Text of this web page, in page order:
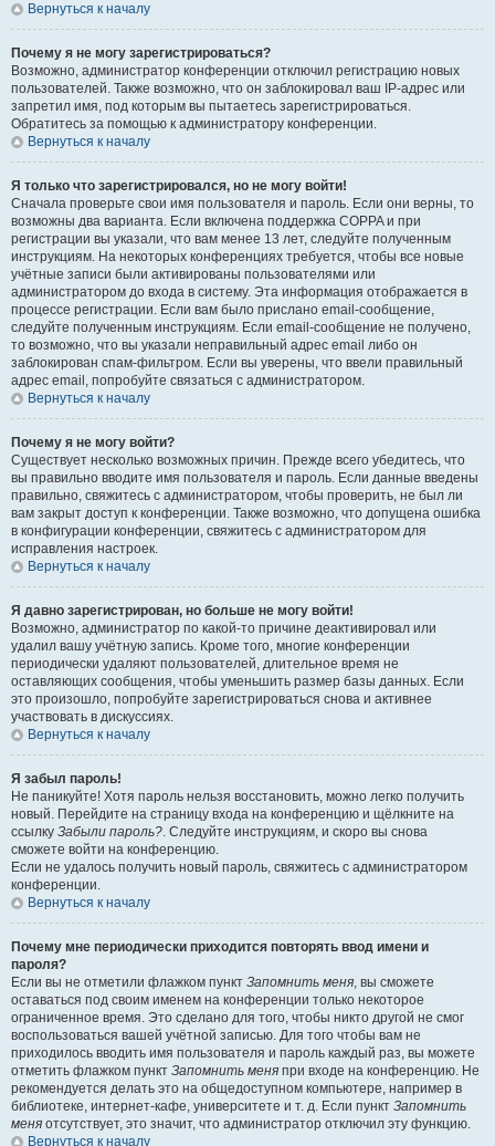
Вернуться к началу
Почему я не могу зарегистрироваться?
Возможно, администратор конференции отключил регистрацию новых
пользователей. Также возможно, что он заблокировал ваш IP-адрес или
запретил имя, под которым вы пытаетесь зарегистрироваться.
Обратитесь за помощью к администратору конференции.
Вернуться к началу
Я только что зарегистрировался, но не могу войти!
Сначала проверьте свои имя пользователя и пароль. Если они верны, то
возможны два варианта. Если включена поддержка COPPA и при
регистрации вы указали, что вам менее 13 лет, следуйте полученным
инструкциям. На некоторых конференциях требуется, чтобы все новые
учётные записи были активированы пользователями или
администратором до входа в систему. Эта информация отображается в
процессе регистрации. Если вам было прислано email-сообщение,
следуйте полученным инструкциям. Если email-сообщение не получено,
то возможно, что вы указали неправильный адрес email либо он
заблокирован спам-фильтром. Если вы уверены, что ввели правильный
адрес email, попробуйте связаться с администратором.
Вернуться к началу
Почему я не могу войти?
Существует несколько возможных причин. Прежде всего убедитесь, что
вы правильно вводите имя пользователя и пароль. Если данные введены
правильно, свяжитесь с администратором, чтобы проверить, не был ли
вам закрыт доступ к конференции. Также возможно, что допущена ошибка
в конфигурации конференции, свяжитесь с администратором для
исправления настроек.
Вернуться к началу
Я давно зарегистрирован, но больше не могу войти!
Возможно, администратор по какой-то причине деактивировал или
удалил вашу учётную запись. Кроме того, многие конференции
периодически удаляют пользователей, длительное время не
оставляющих сообщения, чтобы уменьшить размер базы данных. Если
это произошло, попробуйте зарегистрироваться снова и активнее
участвовать в дискуссиях.
Вернуться к началу
Я забыл пароль!
Не паникуйте! Хотя пароль нельзя восстановить, можно легко получить
новый. Перейдите на страницу входа на конференцию и щёлкните на
ссылку Забыли пароль?. Следуйте инструкциям, и скоро вы снова
сможете войти на конференцию.
Если не удалось получить новый пароль, свяжитесь с администратором
конференции.
Вернуться к началу
Почему мне периодически приходится повторять ввод имени и
пароля?
Если вы не отметили флажком пункт Запомнить меня, вы сможете
оставаться под своим именем на конференции только некоторое
ограниченное время. Это сделано для того, чтобы никто другой не смог
воспользоваться вашей учётной записью. Для того чтобы вам не
приходилось вводить имя пользователя и пароль каждый раз, вы можете
отметить флажком пункт Запомнить меня при входе на конференцию. Не
рекомендуется делать это на общедоступном компьютере, например в
библиотеке, интернет-кафе, университете и т. д. Если пункт Запомнить
меня отсутствует, это значит, что администратор отключил эту функцию.
Вернуться к началу